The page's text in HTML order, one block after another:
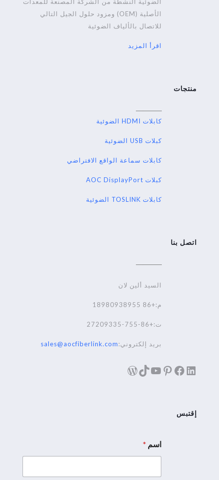
الأصلية (OEM) ومزود حلول الجيل التالي
للاتصال بالألياف الضوئية
اقرأ المزيد
منتجات
كابلات HDMI الضوئية
كبلات USB الضوئية
كابلات سماعة الواقع الافتراضي
كبلات AOC DisplayPort
كابلات TOSLINK الضوئية
اتصل بنا
السيد ألين لان
م:+86 18980938955
ت:+86-755-27209335
بريد إلكتروني:sales@aocfiberlink.com
لينكد إنفيسبوك
بينترست
يوتيوب
تيك توكووردبريس
إقتبس
ا
س
إ
اسم *